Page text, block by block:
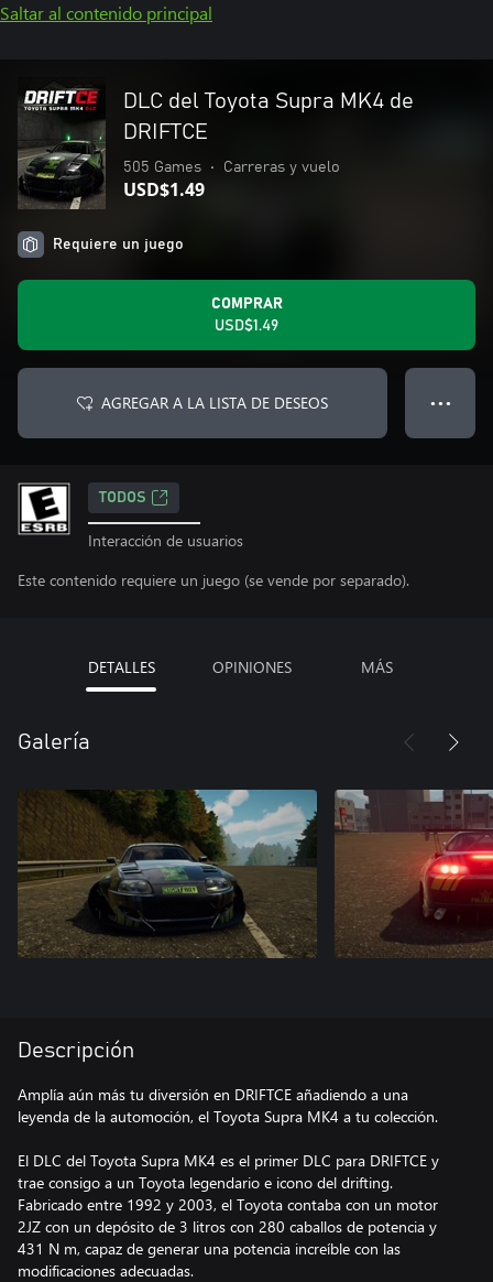
Saltar al contenido principal
DLC del Toyota Supra MK4 de
DRIFTCE
505 Games • Carreras y vuelo
USD$1.49
Requiere un juego
COMPRAR
USD$1.49
AGREGAR A LA LISTA DE DESEOS ● ● ●
TODOS
Interacción de usuarios
Este contenido requiere un juego (se vende por separado).
DETALLES OPINIONES MÁS
Galería
Descripción
Amplía aún más tu diversión en DRIFTCE añadiendo a una
leyenda de la automoción, el Toyota Supra MK4 a tu colección.
El DLC del Toyota Supra MK4 es el primer DLC para DRIFTCE y
trae consigo a un Toyota legendario e icono del drifting.
Fabricado entre 1992 y 2003, el Toyota contaba con un motor
2JZ con un depósito de 3 litros con 280 caballos de potencia y
431 N m, capaz de generar una potencia increíble con las
modificaciones adecuadas.